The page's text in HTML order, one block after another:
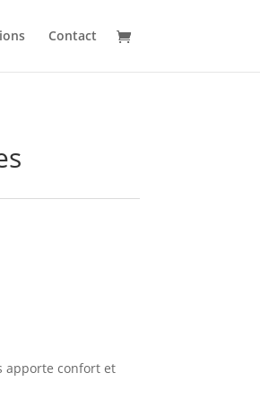
Contact
apporte confort et